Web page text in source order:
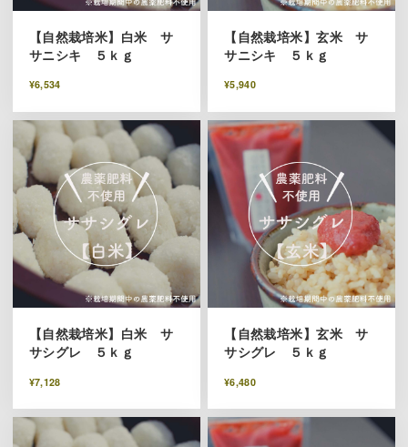
【自然栽培米】白米 サ
サニシキ ５ｋｇ
¥6,534
【自然栽培米】玄米 サ
サニシキ ５ｋｇ
¥5,940
【自然栽培米】白米 サ
サシグレ ５ｋｇ
¥7,128
【自然栽培米】玄米 サ
サシグレ ５ｋｇ
¥6,480